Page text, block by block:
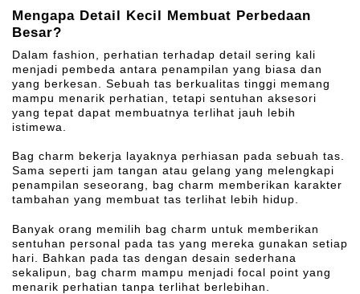
Mengapa Detail Kecil Membuat Perbedaan
Besar?
Dalam fashion, perhatian terhadap detail sering kali
menjadi pembeda antara penampilan yang biasa dan
yang berkesan. Sebuah tas berkualitas tinggi memang
mampu menarik perhatian, tetapi sentuhan aksesori
yang tepat dapat membuatnya terlihat jauh lebih
istimewa.
Bag charm bekerja layaknya perhiasan pada sebuah tas.
Sama seperti jam tangan atau gelang yang melengkapi
penampilan seseorang, bag charm memberikan karakter
tambahan yang membuat tas terlihat lebih hidup.
Banyak orang memilih bag charm untuk memberikan
sentuhan personal pada tas yang mereka gunakan setiap
hari. Bahkan pada tas dengan desain sederhana
sekalipun, bag charm mampu menjadi focal point yang
menarik perhatian tanpa terlihat berlebihan.